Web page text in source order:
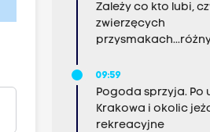
Zależy co kto lubi,
zwierzęcych
09:59
Pogoda sprzyja. Po
Krakowa i okolic
rekreacyjne